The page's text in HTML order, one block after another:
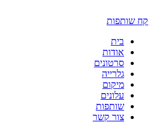
לתוכן
קח שותפות
בית
אודות
סרטונים
גלרייה
מיקום
עלונים
שותפות
צור קשר